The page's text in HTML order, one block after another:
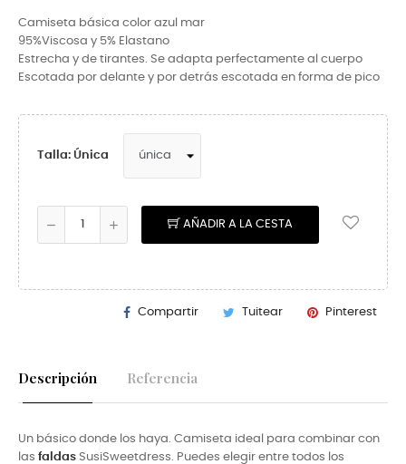
Camiseta básica color azul mar
95%Viscosa y 5% Elastano
Estrecha y de tirantes. Se adapta perfectamente al cuerpo
Escotada por delante y por detrás escotada en forma de pico
Talla: Única
AÑADIR A LA CESTA
Compartir Tuitear Pinterest
Descripción Referencia
Un básico donde los haya. Camiseta ideal para combinar con
las faldas SusiSweetdress. Puedes elegir entre todos los